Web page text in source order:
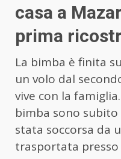
casa a
prima
La bimba è finita
un volo dal
vive con la
bimba sono subito
stata soccorsa da
trasportata